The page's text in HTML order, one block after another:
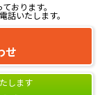
おります。
いたします。
せ
します